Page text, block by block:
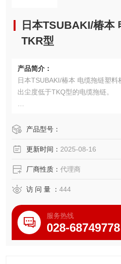
日本TSUBAKI/椿本
TKR型
产品简介：
日本TSUBAKI/椿本 电缆拖链塑料
出尘度低于TKQ型的电缆拖链。
・低噪音，低出尘，有助减低环境
・符合RoHS指令产品
产品型号：
更新时间： 2025-08-16
厂商性质： 代理商
访 问 量 ： 444
服务热线
028-68749778